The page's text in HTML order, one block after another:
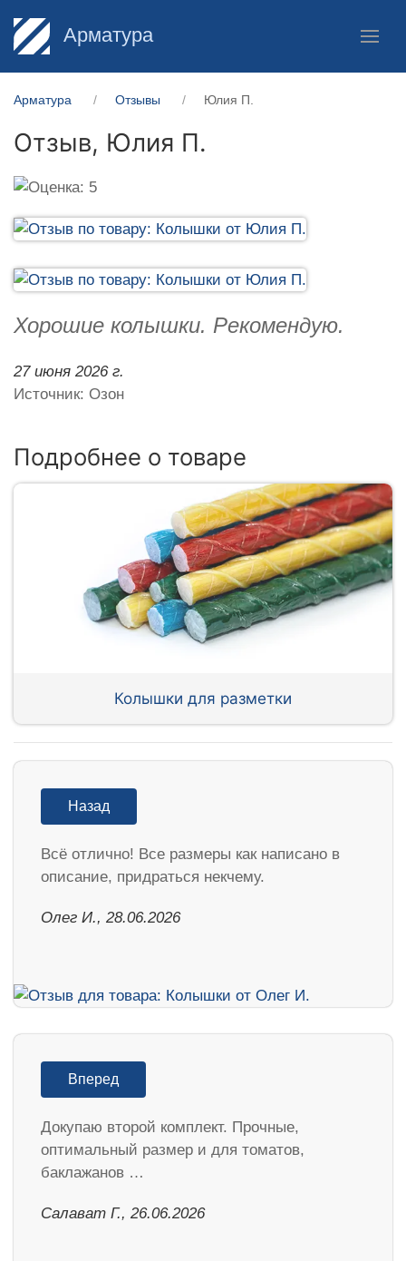
Арматура
Арматура Отзывы Юлия П.
Отзыв, Юлия П.
Хорошие колышки. Рекомендую.
27 июня 2026 г.
Источник: Озон
Подробнее о товаре
Колышки для разметки
Назад
Всё отлично! Все размеры как написано в
описание, придраться некчему.
Олег И., 28.06.2026
Вперед
Докупаю второй комплект. Прочные,
оптимальный размер и для томатов,
баклажанов …
Салават Г., 26.06.2026